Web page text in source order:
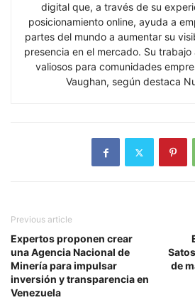
digital que, a través de su
posicionamiento online, ayuda a
partes del mundo a aumentar su
presencia en el mercado. Su
valiosos para comunidades
Vaughan, según destaca
Previous article
Expertos proponen crear
una Agencia Nacional de
Minería para impulsar
inversión y transparencia en
Venezuela
de